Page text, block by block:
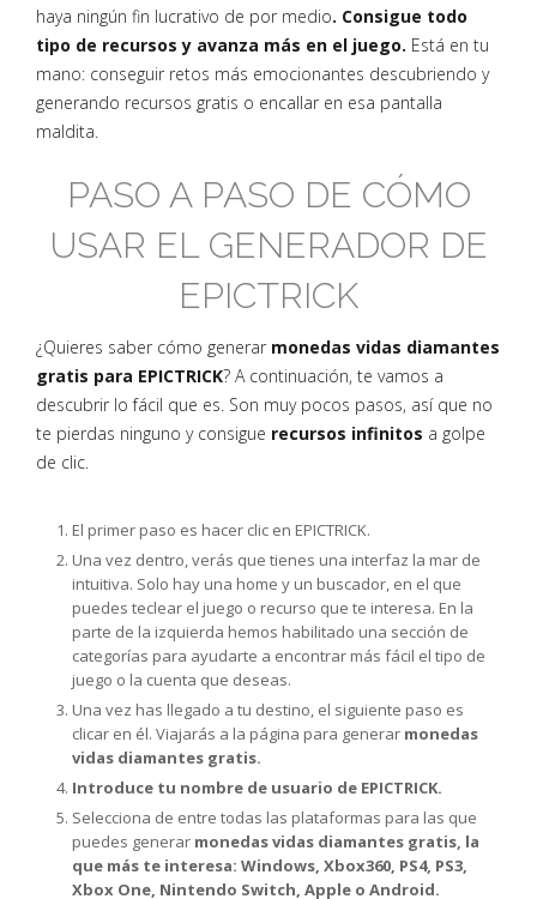
haya ningún fin lucrativo de por medio. Consigue todo
tipo de recursos y avanza más en el juego. Está en tu
mano: conseguir retos más emocionantes descubriendo y
generando recursos gratis o encallar en esa pantalla
maldita.
PASO A PASO DE CÓMO
USAR EL GENERADOR DE
EPICTRICK
¿Quieres saber cómo generar monedas vidas diamantes
gratis para EPICTRICK? A continuación, te vamos a
descubrir lo fácil que es. Son muy pocos pasos, así que no
te pierdas ninguno y consigue recursos infinitos a golpe
de clic.
El primer paso es hacer clic en EPICTRICK.
Una vez dentro, verás que tienes una interfaz la mar de
intuitiva. Solo hay una home y un buscador, en el que
puedes teclear el juego o recurso que te interesa. En la
parte de la izquierda hemos habilitado una sección de
categorías para ayudarte a encontrar más fácil el tipo de
juego o la cuenta que deseas.
Una vez has llegado a tu destino, el siguiente paso es
clicar en él. Viajarás a la página para generar monedas
vidas diamantes gratis.
Introduce tu nombre de usuario de EPICTRICK.
Selecciona de entre todas las plataformas para las que
puedes generar monedas vidas diamantes gratis, la
que más te interesa: Windows, Xbox360, PS4, PS3,
Xbox One, Nintendo Switch, Apple o Android.